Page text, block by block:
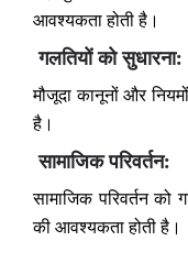
आवश्यकता होती है।
गलतियों को सुधारना:
मौजूदा कानूनों और
है।
सामाजिक परिवर्तन:
सामाजिक परिवर्तन
की आवश्यकता होती है।